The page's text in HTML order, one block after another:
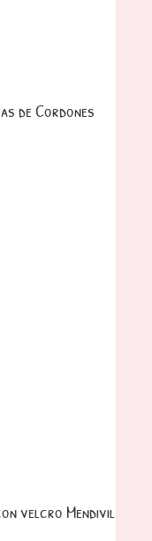
de Cordones
velcro Mendivil